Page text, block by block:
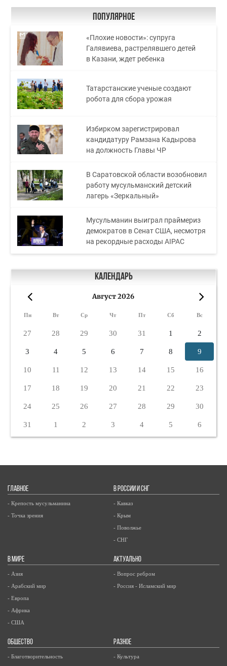
Популярное
«Плохие новости»: супруга
Галявиева, растрелявшего детей
в Казани, ждет ребенка
Татарстанские ученые создают
робота для сбора урожая
Избирком зарегистрировал
кандидатуру Рамзана Кадырова
на должность Главы ЧР
В Саратовской области возобновил
работу мусульманский детский
лагерь «Зеркальный»
Мусульманин выиграл праймериз
демократов в Сенат США, несмотря
на рекордные расходы AIPAC
Календарь
Август 2026
Пн Вт Ср Чт Пт Сб Вс
27 28 29 30 31 1 2
3 4 5 6 7 8 9
10 11 12 13 14 15 16
17 18 19 20 21 22 23
24 25 26 27 28 29 30
31 1 2 3 4 5 6
ГЛАВНОЕ
- Крепость мусульманина
- Точка зрения
В РОССИИ И СНГ
- Кавказ
- Крым
- Поволжье
- СНГ
В МИРЕ
- Азия
- Арабский мир
- Европа
- Африка
- США
АКТУАЛЬНО
- Вопрос ребром
- Россия - Исламский мир
ОБЩЕСТВО
- Благотворительность
РАЗНОЕ
- Культура